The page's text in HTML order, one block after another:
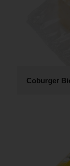
Coburger